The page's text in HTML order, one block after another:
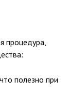
процедура,
полезно при